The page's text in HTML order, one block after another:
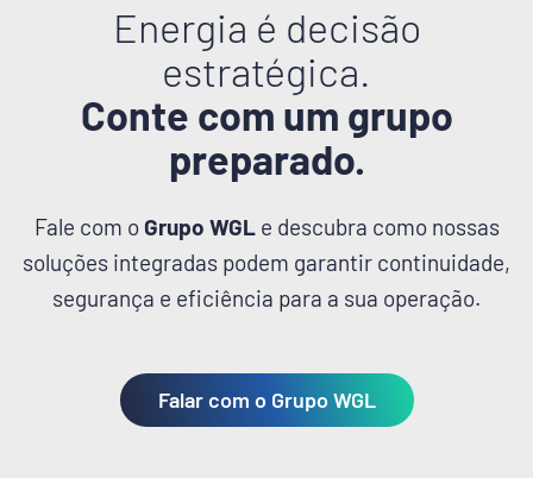
Energia é decisão
estratégica.
Conte com um grupo
preparado.
Fale com o Grupo WGL e descubra como nossas
soluções integradas podem garantir continuidade,
segurança e eficiência para a sua operação.
Falar com o Grupo WGL